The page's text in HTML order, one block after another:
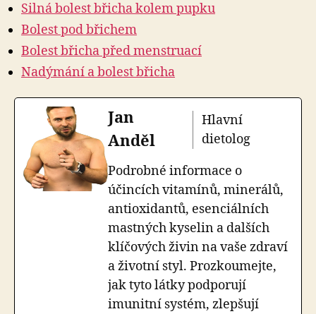
Silná bolest břicha kolem pupku
Bolest pod břichem
Bolest břicha před menstruací
Nadýmání a bolest břicha
Jan
Anděl
Hlavní
dietolog
Podrobné informace o
účincích vitamínů, minerálů,
antioxidantů, esenciálních
mastných kyselin a dalších
klíčových živin na vaše zdraví
a životní styl. Prozkoumejte,
jak tyto látky podporují
imunitní systém, zlepšují